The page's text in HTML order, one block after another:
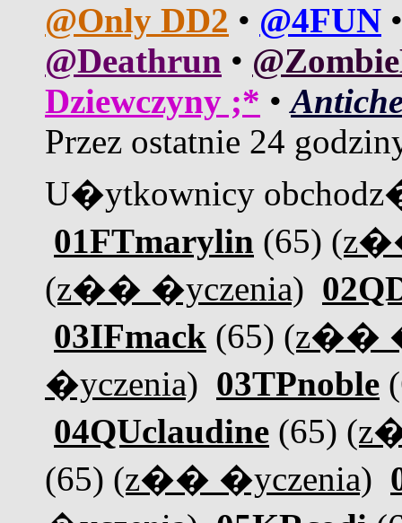
@Only DD2 • @4FUN
@Deathrun •
Dziewczyny ;* •
Przez ostatnie 24
U�ytkownicy
01FTmarylin (65)
(z�� �yczenia)
03IFmack (65) (z��
�yczenia) 03TPnoble
04QUclaudine (65)
(65) (z�� �yczenia)